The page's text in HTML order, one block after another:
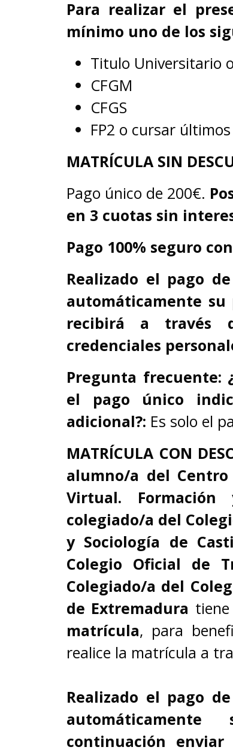
Para realizar el
mínimo uno de los
Titulo Universitario
CFGM
CFGS
FP2 o cursar
MATRÍCULA SIN
Pago único de 200€.
en 3 cuotas sin
Pago 100% seguro
Realizado el pago
automáticamente su
recibirá a través
credenciales
Pregunta frecuente:
el pago único
adicional?: Es solo el
MATRÍCULA CON
alumno/a del
Virtual. Formación
colegiado/a del
y Sociología de
Colegio Oficial de
Colegiado/a del
de Extremadura
matrícula, para
realice la matrícula a
Realizado el pago
continuación enviar